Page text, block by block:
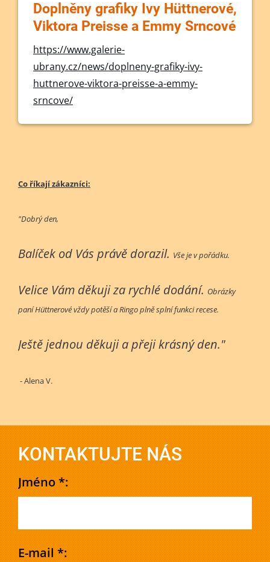
Doplněny grafiky Ivy Hüttnerové,
Viktora Preisse a Emmy Srncové
https://www.galerie-
ubrany.cz/news/doplneny-grafiky-ivy-
huttnerove-viktora-preisse-a-emmy-
srncove/
Co říkají zákazníci:
"Dobrý den,
Balíček od Vás právě dorazil. Vše je v pořádku.
Velice Vám děkuji za rychlé dodání. Obrázky
paní Hüttnerové vždy potěší a Ringo plně splní funkci recese.
Ještě jednou děkuji a přeji krásný den."
- Alena V.
KONTAKTUJTE NÁS
Jméno *:
E-mail *: